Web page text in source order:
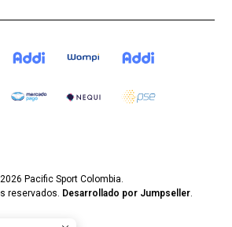
2026 Pacific Sport Colombia.
reservados. Desarrollado por Jumpseller.